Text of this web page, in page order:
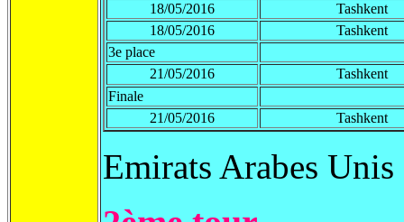
18/05/2016
Tashkent
18/05/2016
Tashkent
3e place
21/05/2016
Tashkent
Finale
21/05/2016
Tashkent
Emirats Arabes